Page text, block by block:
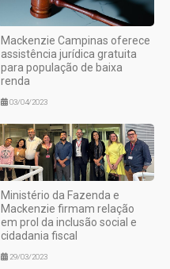
Mackenzie Campinas oferece
assistência jurídica gratuita
para população de baixa
renda
03/04/2023
Ministério da Fazenda e
Mackenzie firmam relação
em prol da inclusão social e
cidadania fiscal
29/03/2023